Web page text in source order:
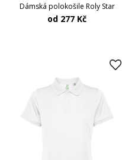
Dámská polokošile Roly Star
od 277 Kč